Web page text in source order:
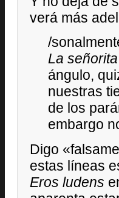
verá más
/
La
ángulo,
nuestras
de los
embargo
Digo
estas líneas
Eros ludens